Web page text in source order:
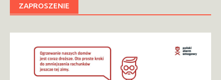
ZAPROSZENIE